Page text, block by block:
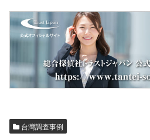
台灣調査事例